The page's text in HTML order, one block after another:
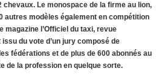
chevaux. Le monospace de la firme au lion,
autres modèles également en compétition
magazine l’Officiel du taxi, revue
du vote d’un jury composé de
fédérations et de plus de 600 abonnés au
de la profession en quelque sorte.